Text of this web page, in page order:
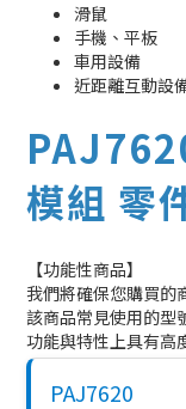
滑鼠
手機、平板
車用設備
近距離互動設
模組 零
【功能性商品】
我們將確保您購買的
該商品常見使用的型
功能與特性上具有高
PAJ7620